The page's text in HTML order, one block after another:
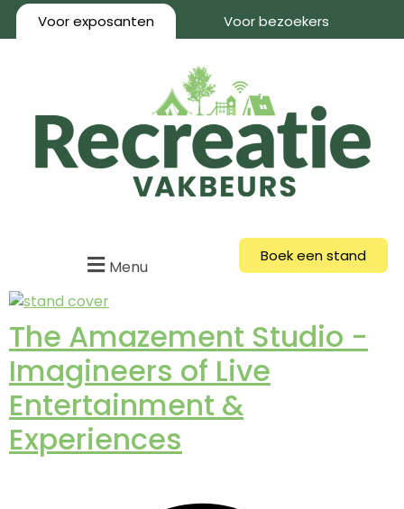
Voor exposanten Voor bezoekers
Menu
Boek een stand
The Amazement Studio -
Imagineers of Live
Entertainment &
Experiences